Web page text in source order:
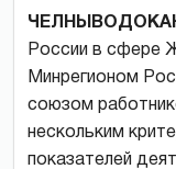
России в сфере
Минрегионом
союзом
нескольким
показателей